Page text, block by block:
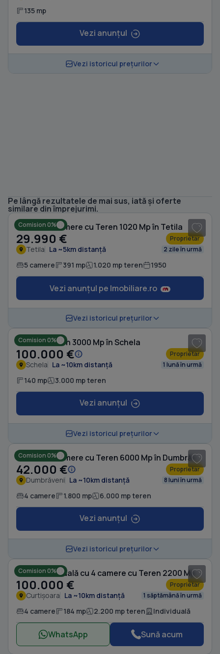
135 mp
Vezi anunțul
Vezi istoricul prețurilor
Pe lângă rezultatele de mai sus, iată și oferte
similare din împrejurimi.
Comision 0%
Casă cu 5 camere cu Teren 1020 Mp în Tetila
29.990 € Proprietar
Tetila La ~5km distanță 2 zile în urmă
5 camere 391 mp 1.020 mp teren 1950
Vezi anunțul pe Imobiliare.ro
Vezi istoricul prețurilor
Comision 0%
Casă cu Teren 3000 Mp în Schela
100.000 € Proprietar
Schela La ~10km distanță 1 lună în urmă
140 mp 3.000 mp teren
Vezi anunțul
Vezi istoricul prețurilor
Comision 0% Casă cu 4 camere cu Teren 6000 Mp în Dumbrăveni
42.000 € Proprietar
Dumbrăveni La ~10km distanță 8 luni în urmă
4 camere 1.800 mp 6.000 mp teren
Vezi anunțul
Vezi istoricul prețurilor
Comision 0% Casă individuală cu 4 camere cu Teren 2200 Mp în Curtișoara
100.000 € Proprietar
Curtișoara La ~10km distanță 1 săptămână în urmă
4 camere 184 mp 2.200 mp teren Individuală
WhatsApp Sună acum